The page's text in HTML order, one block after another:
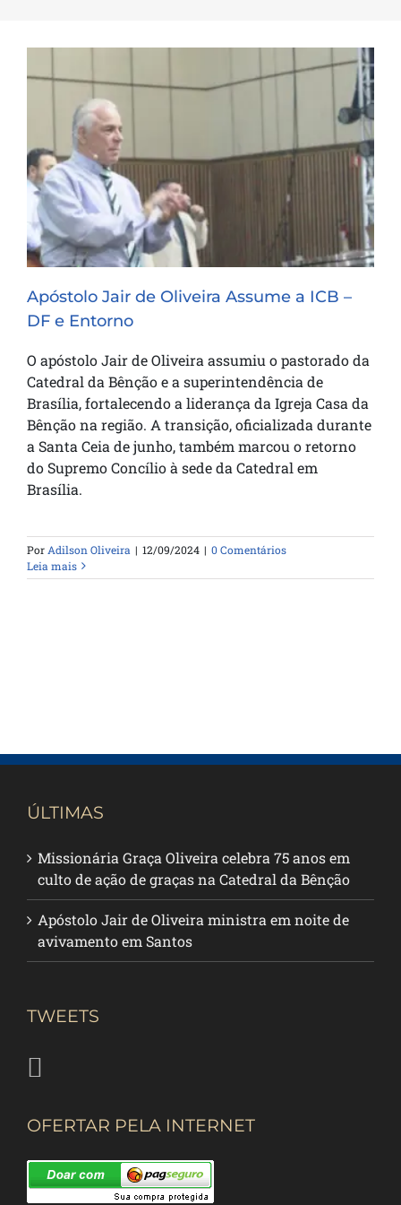
Apóstolo Jair de Oliveira Assume a ICB –
Apóstolo Jair de Oliveira Assume a ICB –
DF e Entorno
O apóstolo Jair de Oliveira assumiu o pastorado da
Catedral da Bênção e a superintendência de
Brasília, fortalecendo a liderança da Igreja Casa da
Bênção na região. A transição, oficializada durante
a Santa Ceia de junho, também marcou o retorno
do Supremo Concílio à sede da Catedral em
Brasília.
PorAdilson Oliveira | 12/09/2024 | 0 Comentários
Leia mais
ÚLTIMAS
Missionária Graça Oliveira celebra 75 anos em
culto de ação de graças na Catedral da Bênção
Apóstolo Jair de Oliveira ministra em noite de
avivamento em Santos
TWEETS
OFERTAR PELA INTERNET